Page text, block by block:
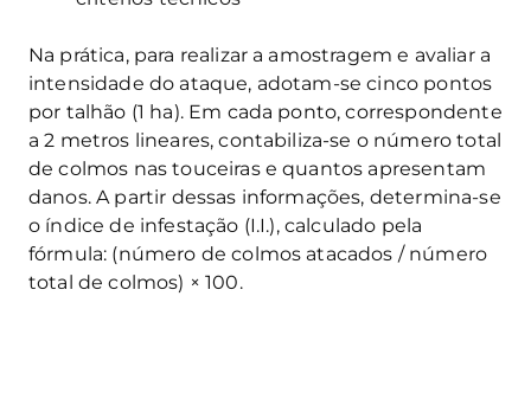
Na prática, para realizar a amostragem e avaliar a
intensidade do ataque, adotam-se cinco pontos
por talhão (1 ha). Em cada ponto, correspondente
a 2 metros lineares, contabiliza-se o número total
de colmos nas touceiras e quantos apresentam
danos. A partir dessas informações, determina-se
o índice de infestação (I.I.), calculado pela
fórmula: (número de colmos atacados / número
total de colmos) × 100.